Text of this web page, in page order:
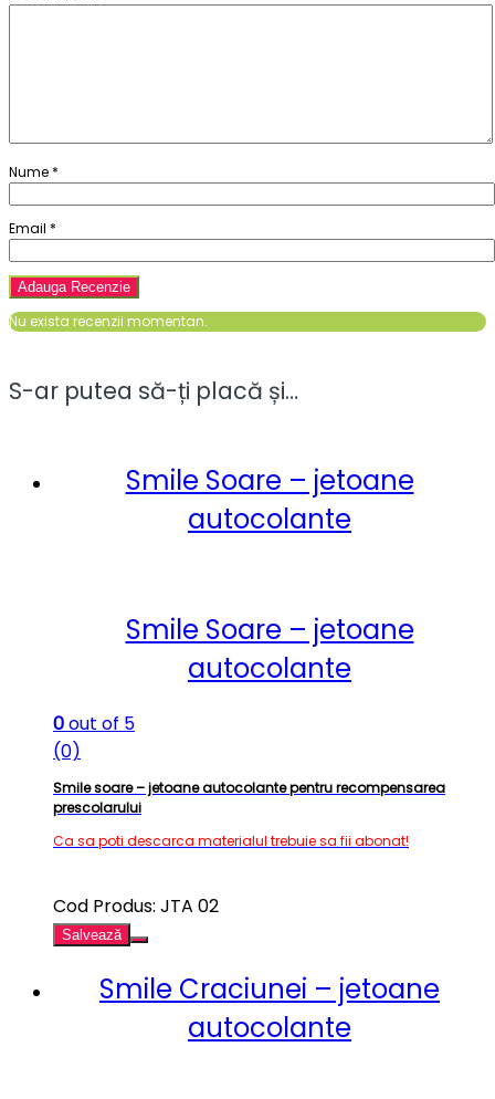
Nume *
Email *
Nu exista recenzii momentan.
S-ar putea să-ți placă și…
Smile Soare – jetoane
autocolante
Smile Soare – jetoane
autocolante
0out of 5
(0)
Smile soare – jetoane autocolante pentru recompensarea
prescolarului
Ca sa poti descarca materialul trebuie sa fii abonat!
Cod Produs: JTA 02
Salvează
Smile Craciunei – jetoane
autocolante